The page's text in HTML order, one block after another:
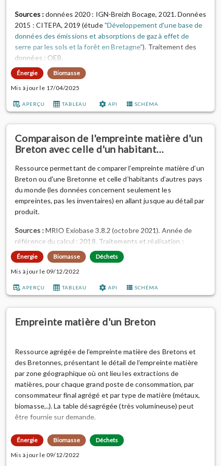
Sources :données 2020 : IGN-Breizh Bocage, 2021. Données
2015 : CITEPA, 2019 (étude"Développement d'une base de
données des émissions et absorptions de gaz à effet de
serre par les sols et la forêt en Bretagne"). Traitement des
données : OEB.
Aller plus loin :consulter la datavisualisation
bocagère potentielle en bois-énergie par EPCI en Bretagne"
détaillées dans la
documentation méthodologique.
Énergie
Biomasse
Mis à jour le 17/04/2025
APERÇU TABLEAU API SCHÉMA
Comparaison de l'empreinte matière d'un
Breton avec celle d'un habitant…
Ressource permettant de comparer l’empreinte matière d’un
Breton ou d'une Bretonne et celle d’habitants d’autres pays
du monde (les données concernent seulement les
empreintes, pas les inventaires) en allant jusque au détail par
produit.
Sources :MRIO Exiobase 3.8.2 (octobre 2021). Année de
référence du calcul : 2018. Traitements et réalisation :
méthode Empreinte_Regionale (v1.4) par l'Observatoire de
l'environnement en Bretagne, 2022.
environnementale d'un habitant ou d'une habitante avec
Énergie Biomasse
Déchets
Mis à jour le 09/12/2022
APERÇU TABLEAU API SCHÉMA
Empreinte matière d'un Breton
Ressource agrégée de l’empreinte matière des Bretons et
des Bretonnes, présentant le détail de l’empreinte matière
par zone géographique où ont lieu les extractions de
matières, pour chaque grand poste de consommation, par
consommateur final agrégé et par type de matière (métaux,
biomasse,..). La table désagrégée (très volumineuse) peut
être fournie sur demande.
Sources : MRIO Exiobase 3.8.2 (octobre 2021). Année de
référence du calcul : 2018. Traitements et réalisation :
méthode Empreinte_Regionale (v1.4) par l'Observatoire de
Énergie Biomasse
Déchets
Mis à jour le 09/12/2022